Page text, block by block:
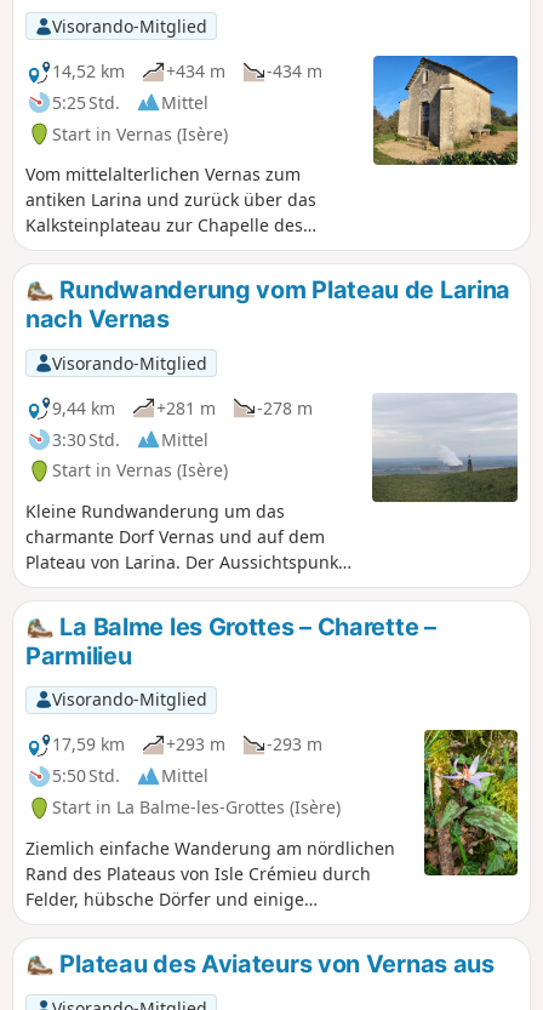
Visorando-Mitglied
14,52 km
+434 m
-434 m
5:25 Std.
Mittel
Start in Vernas (Isère)
Vom mittelalterlichen Vernas zum
antiken Larina und zurück über das
Kalksteinplateau zur Chapelle des
Aviateurs (Erinnerung an zwei
Flugzeugabstürze), zurück ins
Mittelalter über den Fischteich des
Schlosses Delphinal de Vernas.
Rundwanderung vom Plateau de Larina
nach Vernas
Visorando-Mitglied
9,44 km
+281 m
-278 m
3:30 Std.
Mittel
Start in Vernas (Isère)
Kleine Rundwanderung um das
charmante Dorf Vernas und auf dem
Plateau von Larina. Der Aussichtspunkt
der archäologischen Stätte bietet Ihnen
herrliche Ausblicke auf das Jura-
Gebirge, die Monts du Lyonnais und die
Rhône-Ebene. Weiter südlich auf dem
Plateau können Sie bei klarem Wetter
den Pilat und die Alpen sehen.
Spaziergang inmitten von Zeugnissen
der Menschheitsgeschichte von der
Antike bis zur Moderne.
La Balme les Grottes – Charette –
Parmilieu
Visorando-Mitglied
17,59 km
+293 m
-293 m
5:50 Std.
Mittel
Start in La Balme-les-Grottes (Isère)
Ziemlich einfache Wanderung am nördlichen
Rand des Plateaus von Isle Crémieu durch
Felder, hübsche Dörfer und einige
Waldgebiete.
Plateau des Aviateurs von Vernas aus